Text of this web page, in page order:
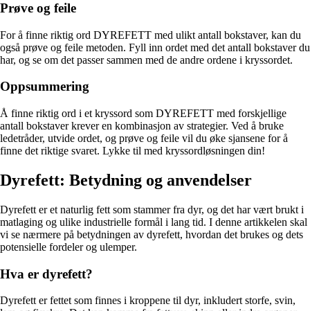
Prøve og feile
For å finne riktig ord DYREFETT med ulikt antall bokstaver, kan du
også prøve og feile metoden. Fyll inn ordet med det antall bokstaver du
har, og se om det passer sammen med de andre ordene i kryssordet.
Oppsummering
Å finne riktig ord i et kryssord som DYREFETT med forskjellige
antall bokstaver krever en kombinasjon av strategier. Ved å bruke
ledetråder, utvide ordet, og prøve og feile vil du øke sjansene for å
finne det riktige svaret. Lykke til med kryssordløsningen din!
Dyrefett: Betydning og anvendelser
Dyrefett er et naturlig fett som stammer fra dyr, og det har vært brukt i
matlaging og ulike industrielle formål i lang tid. I denne artikkelen skal
vi se nærmere på betydningen av dyrefett, hvordan det brukes og dets
potensielle fordeler og ulemper.
Hva er dyrefett?
Dyrefett er fettet som finnes i kroppene til dyr, inkludert storfe, svin,